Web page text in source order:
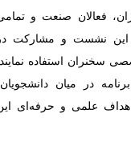
فعالان صنعت و تمامی
نشست و مشارکت در
سخنران استفاده نمایند.
در میان دانشجویان،
علمی و حرفه‌ای این